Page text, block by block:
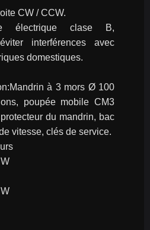
CW / CCW.
électrique clase B,
interférences avec
domestiques.
à 3 mors Ø 100
poupée mobile CM3
du mandrin, bac
vitesse, clés de service.